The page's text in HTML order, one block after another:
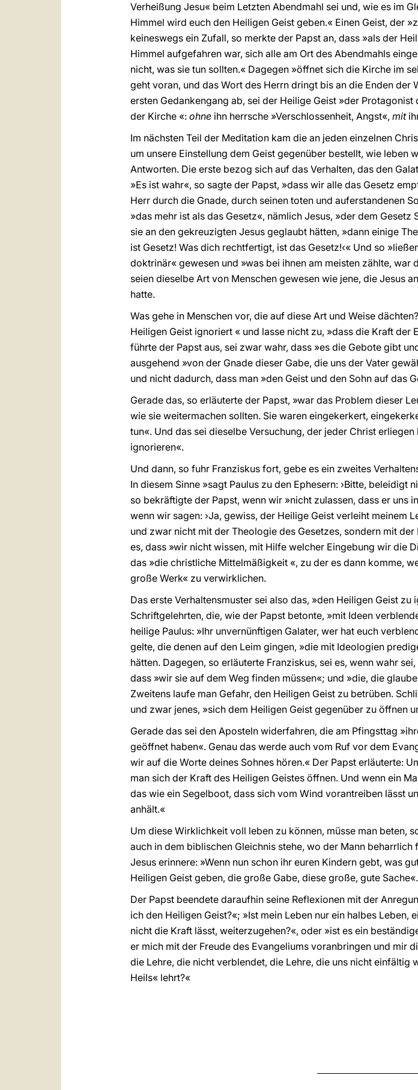
Verheißung Jesu« beim Letzten Abendmahl sei und, wie es im
Himmel wird euch den Heiligen Geist geben.« Einen Geist, der
keineswegs ein Zufall, so merkte der Papst an, dass »als der
Himmel aufgefahren war, sich alle am Ort des Abendmahls
nicht, was sie tun sollten.« Dagegen »öffnet sich die Kirche im
geht voran, und das Wort des Herrn dringt bis an die Enden der
ersten Gedankengang ab, sei der Heilige Geist »der
der Kirche «: ohne ihn herrsche »Verschlossenheit, Angst«, mit
Im nächsten Teil der Meditation kam die an jeden einzelnen
um unsere Einstellung dem Geist gegenüber bestellt, wie leben
Antworten. Die erste bezog sich auf das Verhalten, das den
»Es ist wahr«, so sagte der Papst, »dass wir alle das Gesetz
Herr durch die Gnade, durch seinen toten und auferstandenen
»das mehr ist als das Gesetz«, nämlich Jesus, »der dem
sie an den gekreuzigten Jesus geglaubt hätten, »dann einige
ist Gesetz! Was dich rechtfertigt, ist das Gesetz!‹« Und so
doktrinär« gewesen und »was bei ihnen am meisten zählte, war
seien dieselbe Art von Menschen gewesen wie jene, die Jesus
hatte.
Was gehe in Menschen vor, die auf diese Art und Weise
Heiligen Geist ignoriert « und lasse nicht zu, »dass die Kraft
führte der Papst aus, sei zwar wahr, dass »es die Gebote gibt
ausgehend »von der Gnade dieser Gabe, die uns der Vater
und nicht dadurch, dass man »den Geist und den Sohn auf das
Gerade das, so erläuterte der Papst, »war das Problem dieser
wie sie weitermachen sollten. Sie waren eingekerkert,
tun«. Und das sei dieselbe Versuchung, der jeder Christ
ignorieren«.
Und dann, so fuhr Franziskus fort, gebe es ein zweites
In diesem Sinne »sagt Paulus zu den Ephesern: ›Bitte, beleidigt
so bekräftigte der Papst, wenn wir »nicht zulassen, dass er uns
wenn wir sagen: ›Ja, gewiss, der Heilige Geist verleiht meinem
und zwar nicht mit der Theologie des Gesetzes, sondern mit
es, dass »wir nicht wissen, mit Hilfe welcher Eingebung wir die
das »die christliche Mittelmäßigkeit «, zu der es dann komme,
große Werk« zu verwirklichen.
Das erste Verhaltensmuster sei also das, »den Heiligen Geist
Schriftgelehrten, die, wie der Papst betonte, »mit Ideen
heilige Paulus: »Ihr unvernünftigen Galater, wer hat euch
gelte, die denen auf den Leim gingen, »die mit Ideologien
hätten. Dagegen, so erläuterte Franziskus, sei es, wenn wahr
dass »wir sie auf dem Weg finden müssen«; und »die, die
Zweitens laufe man Gefahr, den Heiligen Geist zu betrüben.
und zwar jenes, »sich dem Heiligen Geist gegenüber zu öffnen
Gerade das sei den Aposteln widerfahren, die am Pfingsttag
geöffnet haben«. Genau das werde auch vom Ruf vor dem
wir auf die Worte deines Sohnes hören.« Der Papst erläuterte:
man sich der Kraft des Heiligen Geistes öffnen. Und wenn ein
das wie ein Segelboot, dass sich vom Wind vorantreiben lässt
anhält.«
Um diese Wirklichkeit voll leben zu können, müsse man beten,
auch in dem biblischen Gleichnis stehe, wo der Mann
Jesus erinnere: »Wenn nun schon ihr euren Kindern gebt, was
Heiligen Geist geben, die große Gabe, diese große, gute Sache«.
Der Papst beendete daraufhin seine Reflexionen mit der
ich den Heiligen Geist?«; »Ist mein Leben nur ein halbes
nicht die Kraft lässt, weiterzugehen?«, oder »ist es ein
er mich mit der Freude des Evangeliums voranbringen und mir
die Lehre, die nicht verblendet, die Lehre, die uns nicht einfältig
Heils« lehrt?«